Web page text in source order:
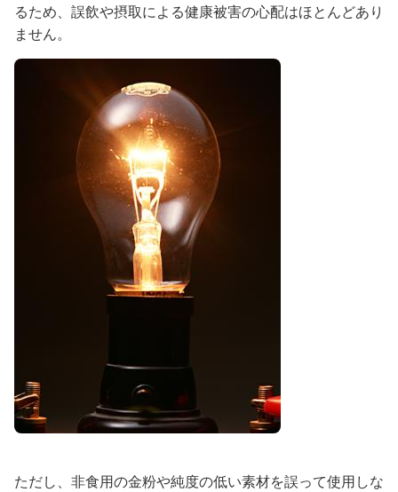
るため、誤飲や摂取による健康被害の心配はほとんどあり
ません。
ただし、非食用の金粉や純度の低い素材を誤って使用しな